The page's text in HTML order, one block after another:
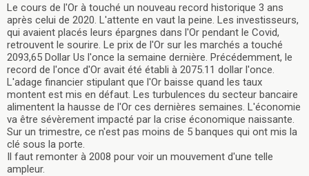
Le cours de l'Or à touché un nouveau record historique 3 ans
après celui de 2020. L'attente en vaut la peine. Les investisseurs,
qui avaient placés leurs épargnes dans l'Or pendant le Covid,
retrouvent le sourire. Le prix de l'Or sur les marchés a touché
2093,65 Dollar Us l'once la semaine dernière. Précédemment, le
record de l'once d'Or avait été établi à 2075.11 dollar l'once.
L'adage financier stipulant que l'Or baisse quand les taux
montent est mis en défaut. Les turbulences du secteur bancaire
alimentent la hausse de l'Or ces dernières semaines. L'économie
va être sévèrement impacté par la crise économique naissante.
Sur un trimestre, ce n'est pas moins de 5 banques qui ont mis la
clé sous la porte.
Il faut remonter à 2008 pour voir un mouvement d'une telle
ampleur.